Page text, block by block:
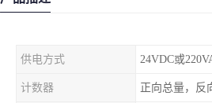
供电方式 24VDC或
计数器 正向总量，反